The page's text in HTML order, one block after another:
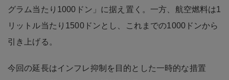
グラム当たり1000ドン」に据え置く。一方、航空燃料は1
リットル当たり1500ドンとし、これまでの1000ドンから
引き上げる。
今回の延長はインフレ抑制を目的とした一時的な措置